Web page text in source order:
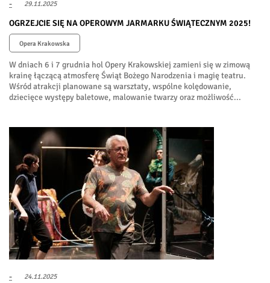
- 29.11.2025
OGRZEJCIE SIĘ NA OPEROWYM JARMARKU ŚWIĄTECZNYM 2025!
Opera Krakowska
W dniach 6 i 7 grudnia hol Opery Krakowskiej zamieni się w zimową
krainę łączącą atmosferę Świąt Bożego Narodzenia i magię teatru.
Wśród atrakcji planowane są warsztaty, wspólne kolędowanie,
dziecięce występy baletowe, malowanie twarzy oraz możliwość...
- 24.11.2025